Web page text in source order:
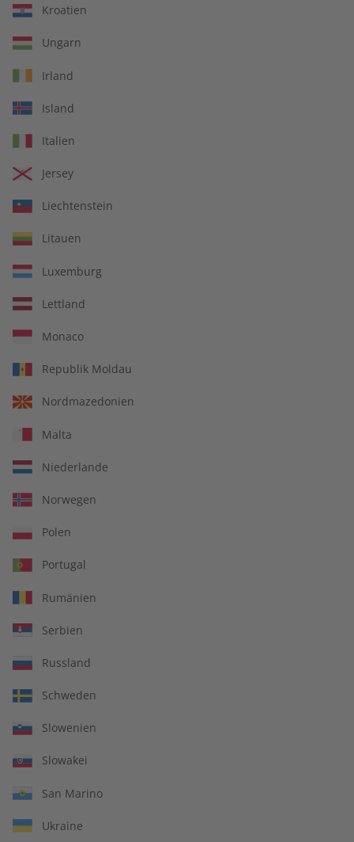
Kostenfreie Lieferung direkt zu Ihnen nach
Hause
14 Ausgaben pro Jahr
Jederzeit monatlich kündbar
Großer Sprachteil mit Grammatik- und Wortschatzübungen
Kroatien
Ungarn
Irland
Island
Italien
Jersey
Liechtenstein
Litauen
Luxemburg
Lettland
Monaco
Republik Moldau
Nordmazedonien
Malta
Niederlande
Norwegen
Polen
Portugal
Rumänien
Serbien
Russland
Schweden
Slowenien
Slowakei
San Marino
Ukraine